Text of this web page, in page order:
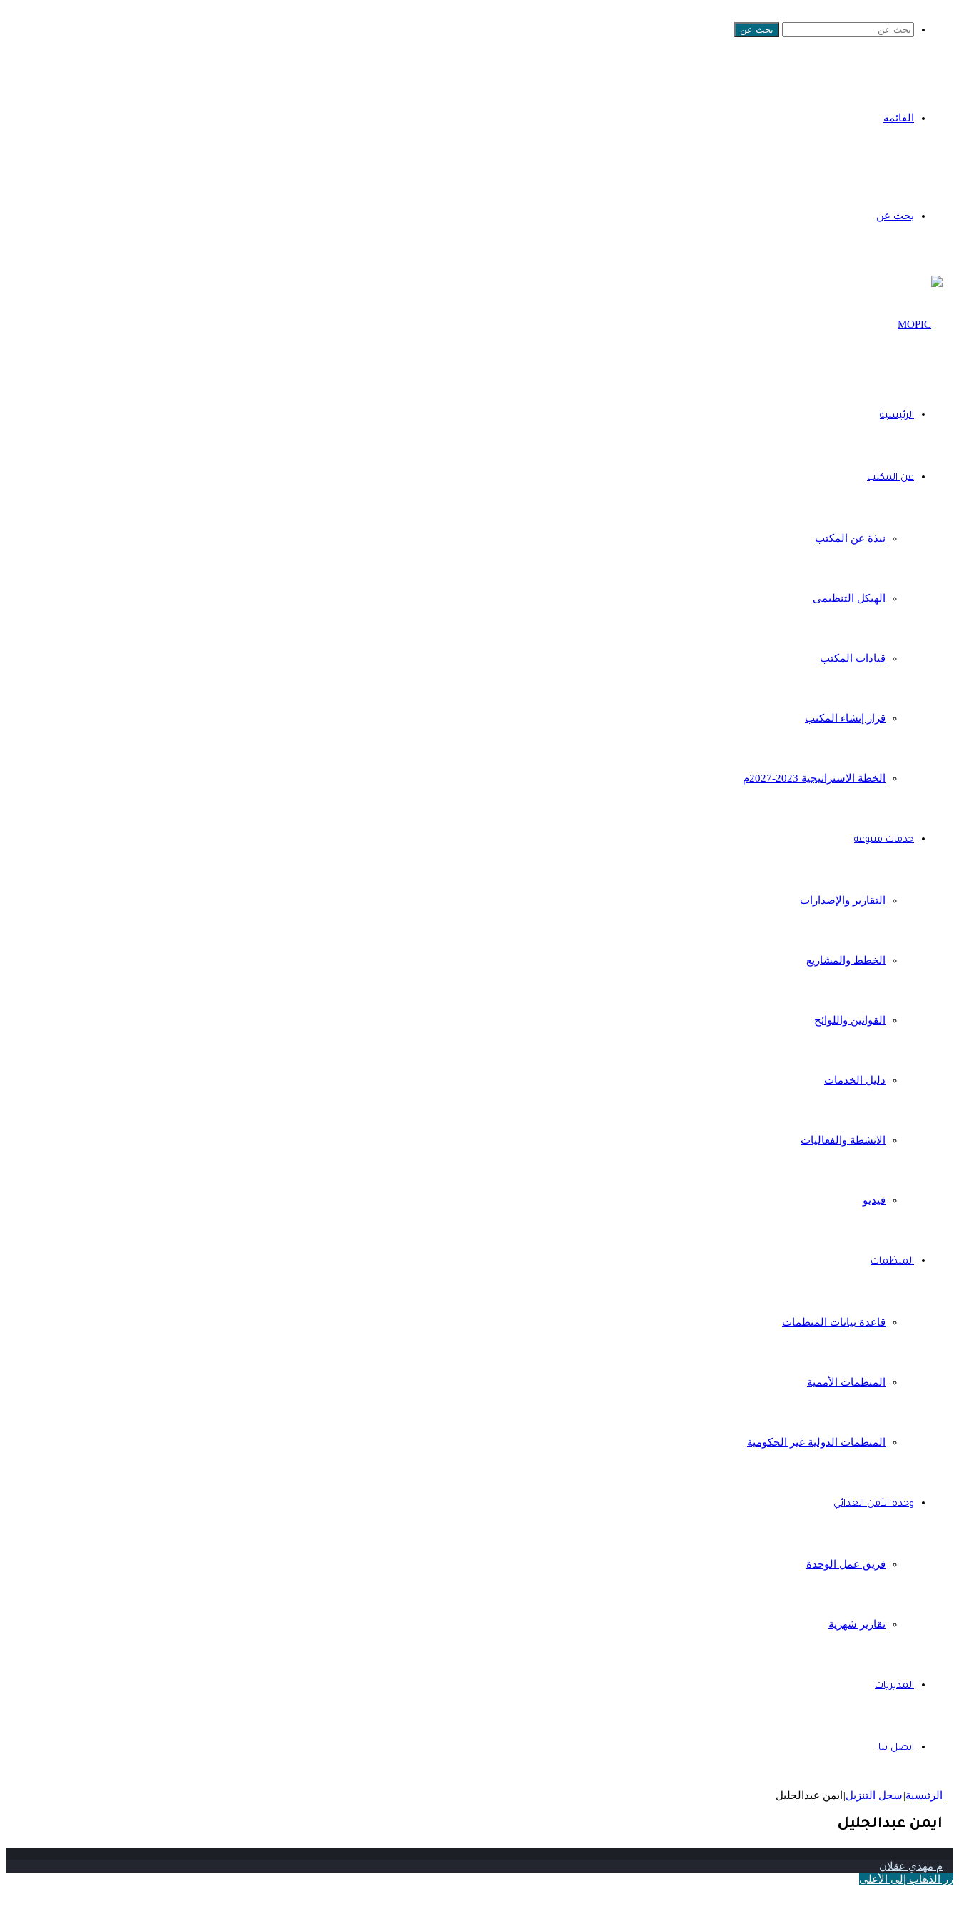
بحث عن
القائمة
بحث عن
الرئيسية
عن المكتب
نبذة عن المكتب
الهيكل التنظيمى
قيادات المكتب
قرار إنشاء المكتب
الخطة الاستراتيجية 2023-2027م
خدمات متنوعة
التقارير والإصدارات
الخطط والمشاريع
القوانين واللوائح
دليل الخدمات
الانشطة والفعاليات
فيديو
المنظمات
قاعدة بيانات المنظمات
المنظمات الأممية
المنظمات الدولية غير الحكومية
وحدة الأمن الغذائي
فريق عمل الوحدة
تقارير شهرية
المديريات
اتصل بنا
الرئيسية|سجل التنزيل| ايمن عبدالجليل
ايمن عبدالجليل
م مهدي عقلان
زر الذهاب إلى الأعلى